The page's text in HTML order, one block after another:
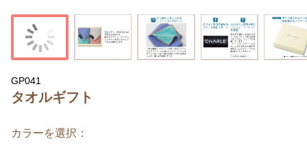
GP041
タオルギフト
カラーを選択：